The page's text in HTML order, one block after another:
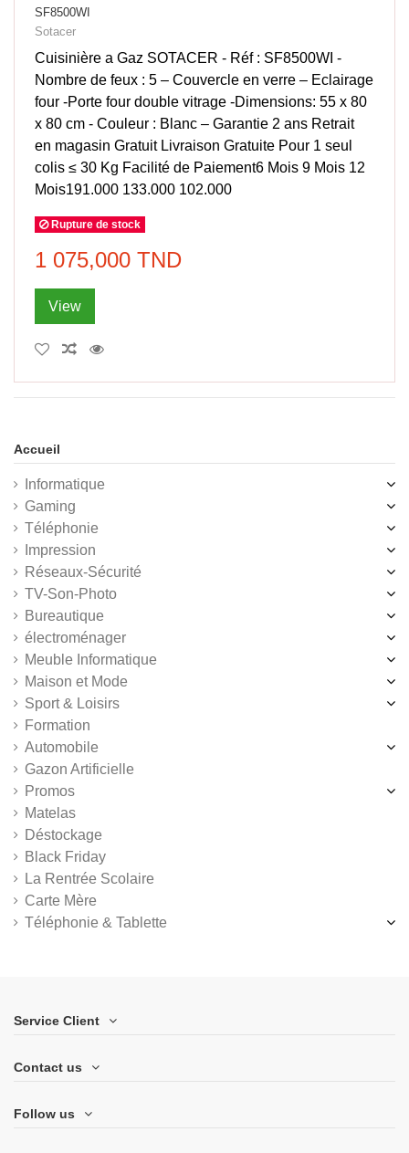
SF8500WI
Sotacer
Cuisinière a Gaz SOTACER - Réf : SF8500WI -
Nombre de feux : 5 – Couvercle en verre – Eclairage
four -Porte four double vitrage -Dimensions: 55 x 80
x 80 cm - Couleur : Blanc – Garantie 2 ans Retrait
en magasin Gratuit Livraison Gratuite Pour 1 seul
colis ≤ 30 Kg Facilité de Paiement6 Mois 9 Mois 12
Mois191.000 133.000 102.000
Rupture de stock
1 075,000 TND
View
Accueil
Informatique
Gaming
Téléphonie
Impression
Réseaux-Sécurité
TV-Son-Photo
Bureautique
électroménager
Meuble Informatique
Maison et Mode
Sport & Loisirs
Formation
Automobile
Gazon Artificielle
Promos
Matelas
Déstockage
Black Friday
La Rentrée Scolaire
Carte Mère
Téléphonie & Tablette
Service Client
Contact us
Follow us